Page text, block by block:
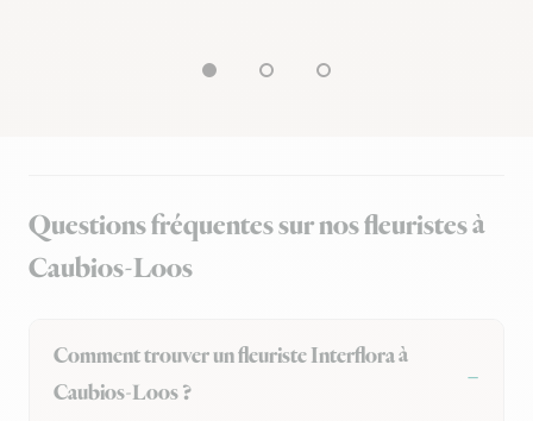
Questions fréquentes sur nos fleuristes à
Caubios-Loos
Comment trouver un fleuriste Interflora à
Caubios-Loos ?